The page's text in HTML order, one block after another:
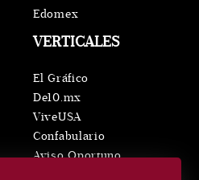
VERTICALES
El Gráfico
De10.mx
ViveUSA
Confabulario
Aviso Oportuno
Edomex